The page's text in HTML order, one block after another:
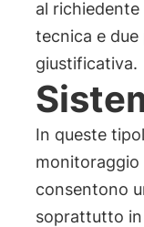
al richiedente
tecnica e
giustificativa.
In queste
consentono
soprattutto in